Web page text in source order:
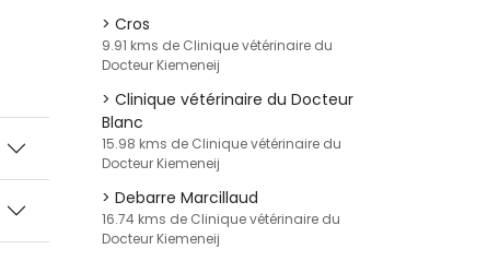
Cros
9.91 kms de Clinique vétérinaire du
Docteur Kiemeneij
Clinique vétérinaire du Docteur
Blanc
15.98 kms de Clinique vétérinaire du
Docteur Kiemeneij
Debarre Marcillaud
16.74 kms de Clinique vétérinaire du
Docteur Kiemeneij